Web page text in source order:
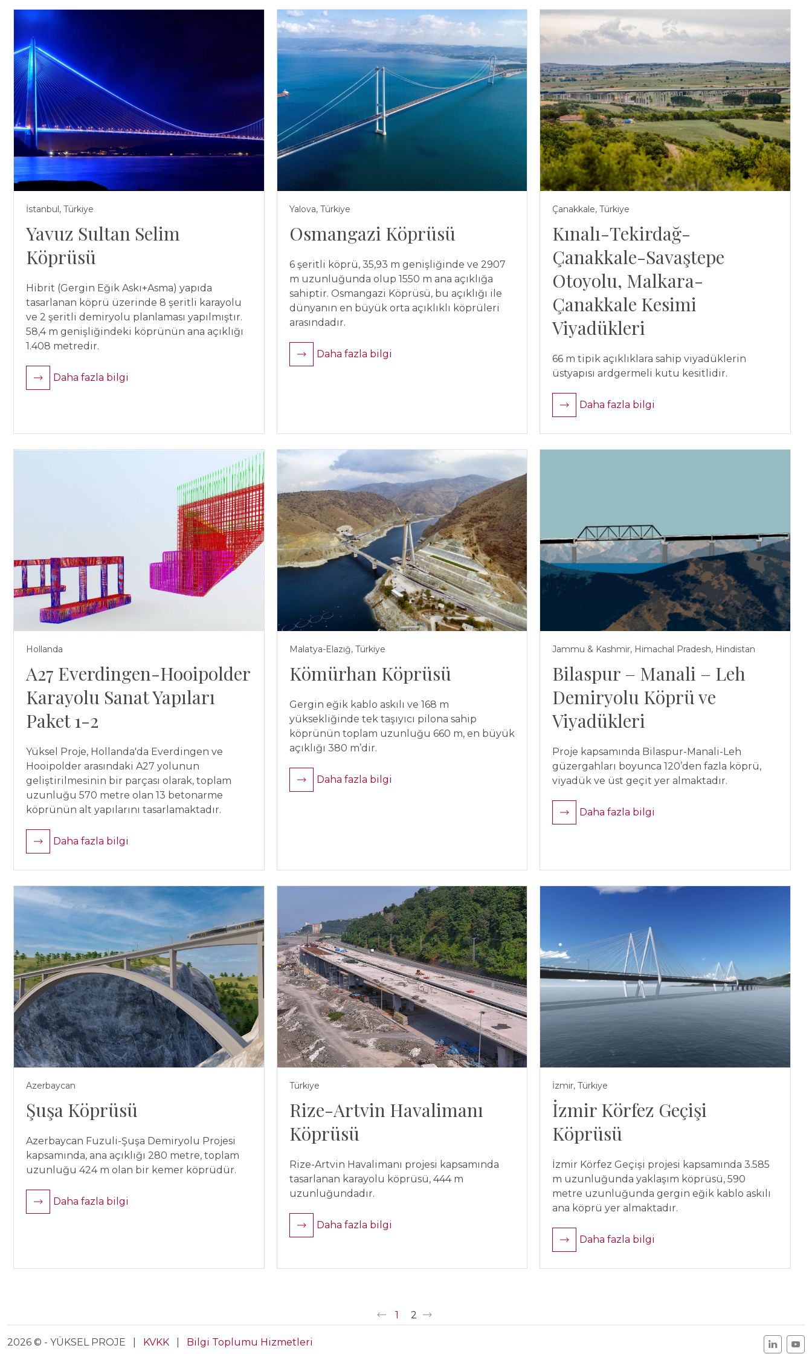
Petrol, Gaz, Enerji
Havalimanları
Köprüler ve Viyadükler
Metro, Hafif Raylı Sistemler ve Tramvaylar
Otoyollar ve Devlet Yolları
Tüneller
İstanbul, Türkiye
Yavuz Sultan Selim
Köprüsü
Hibrit (Gergin Eğik Askı+Asma) yapıda
tasarlanan köprü üzerinde 8 şeritli karayolu
ve 2 şeritli demiryolu planlaması yapılmıştır.
58,4 m genişliğindeki köprünün ana açıklığı
1.408 metredir.
Daha fazla bilgi
Yalova, Türkiye
Osmangazi Köprüsü
6 şeritli köprü, 35,93 m genişliğinde ve 2907
m uzunluğunda olup 1550 m ana açıklığa
sahiptir. Osmangazi Köprüsü, bu açıklığı ile
dünyanın en büyük orta açıklıklı köprüleri
arasındadır.
Daha fazla bilgi
Çanakkale, Türkiye
Kınalı-Tekirdağ-
Çanakkale-Savaştepe
Otoyolu, Malkara-
Çanakkale Kesimi
Viyadükleri
66 m tipik açıklıklara sahip viyadüklerin
üstyapısı ardgermeli kutu kesitlidir.
Daha fazla bilgi
Hollanda
A27 Everdingen-Hooipolder
Karayolu Sanat Yapıları
Paket 1-2
Yüksel Proje, Hollanda'da Everdingen ve
Hooipolder arasındaki A27 yolunun
geliştirilmesinin bir parçası olarak, toplam
uzunluğu 570 metre olan 13 betonarme
köprünün alt yapılarını tasarlamaktadır.
Daha fazla bilgi
Malatya-Elazığ, Türkiye
Kömürhan Köprüsü
Gergin eğik kablo askılı ve 168 m
yüksekliğinde tek taşıyıcı pilona sahip
köprünün toplam uzunluğu 660 m, en büyük
açıklığı 380 m’dir.
Daha fazla bilgi
Jammu & Kashmir, Himachal Pradesh, Hindistan
Bilaspur – Manali – Leh
Demiryolu Köprü ve
Viyadükleri
Proje kapsamında Bilaspur-Manali-Leh
güzergahları boyunca 120’den fazla köprü,
viyadük ve üst geçit yer almaktadır.
Daha fazla bilgi
Azerbaycan
Şuşa Köprüsü
Azerbaycan Fuzuli-Şuşa Demiryolu Projesi
kapsamında, ana açıklığı 280 metre, toplam
uzunluğu 424 m olan bir kemer köprüdür.
Daha fazla bilgi
Türkiye
Rize-Artvin Havalimanı
Köprüsü
Rize-Artvin Havalimanı projesi kapsamında
tasarlanan karayolu köprüsü, 444 m
uzunluğundadır.
Daha fazla bilgi
İzmir, Türkiye
İzmir Körfez Geçişi
Köprüsü
İzmir Körfez Geçişi projesi kapsamında 3.585
m uzunluğunda yaklaşım köprüsü, 590
metre uzunluğunda gergin eğik kablo askılı
ana köprü yer almaktadır.
Daha fazla bilgi
1 2
2026 © - YÜKSEL PROJE | KVKK Bilgi Toplumu Hizmetleri